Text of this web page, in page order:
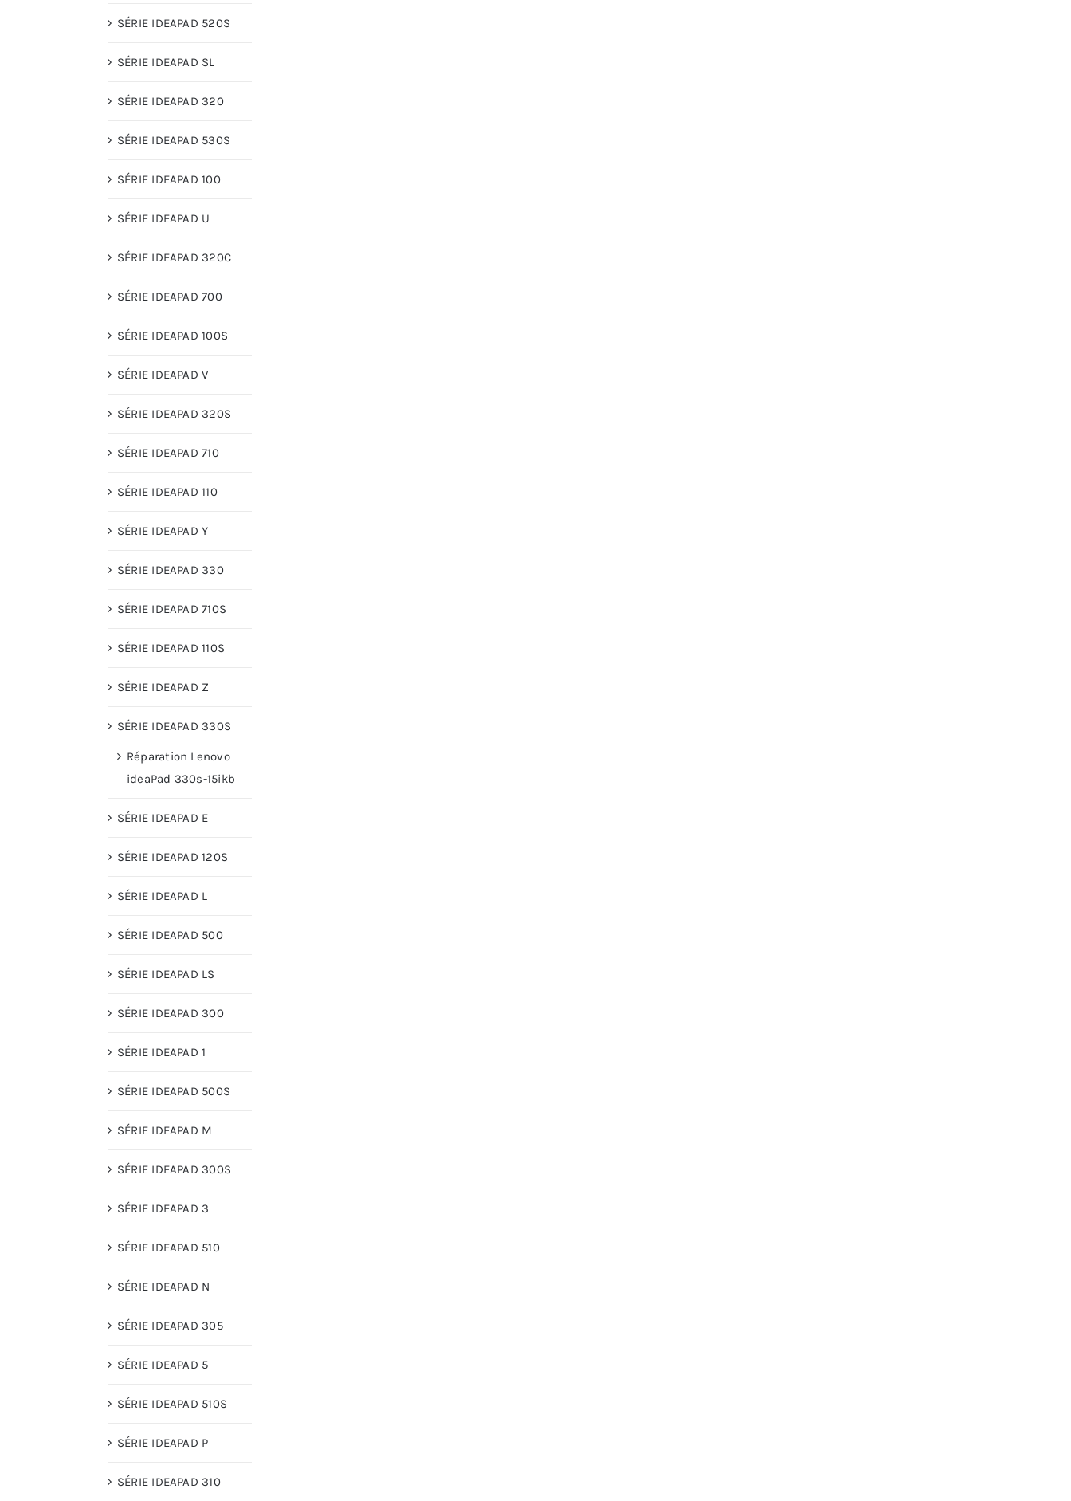
SÉRIE IDEAPAD 520S
SÉRIE IDEAPAD SL
SÉRIE IDEAPAD 320
SÉRIE IDEAPAD 530S
SÉRIE IDEAPAD 100
SÉRIE IDEAPAD U
SÉRIE IDEAPAD 320C
SÉRIE IDEAPAD 700
SÉRIE IDEAPAD 100S
SÉRIE IDEAPAD V
SÉRIE IDEAPAD 320S
SÉRIE IDEAPAD 710
SÉRIE IDEAPAD 110
SÉRIE IDEAPAD Y
SÉRIE IDEAPAD 330
SÉRIE IDEAPAD 710S
SÉRIE IDEAPAD 110S
SÉRIE IDEAPAD Z
SÉRIE IDEAPAD 330S
Réparation Lenovo
ideaPad 330s-15ikb
SÉRIE IDEAPAD E
SÉRIE IDEAPAD 120S
SÉRIE IDEAPAD L
SÉRIE IDEAPAD 500
SÉRIE IDEAPAD LS
SÉRIE IDEAPAD 300
SÉRIE IDEAPAD 1
SÉRIE IDEAPAD 500S
SÉRIE IDEAPAD M
SÉRIE IDEAPAD 300S
SÉRIE IDEAPAD 3
SÉRIE IDEAPAD 510
SÉRIE IDEAPAD N
SÉRIE IDEAPAD 305
SÉRIE IDEAPAD 5
SÉRIE IDEAPAD 510S
SÉRIE IDEAPAD P
SÉRIE IDEAPAD 310